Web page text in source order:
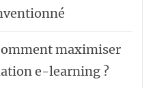
maximiser
e-learning ?